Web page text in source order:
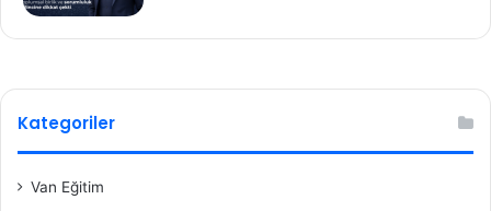
Kategoriler
Van Eğitim